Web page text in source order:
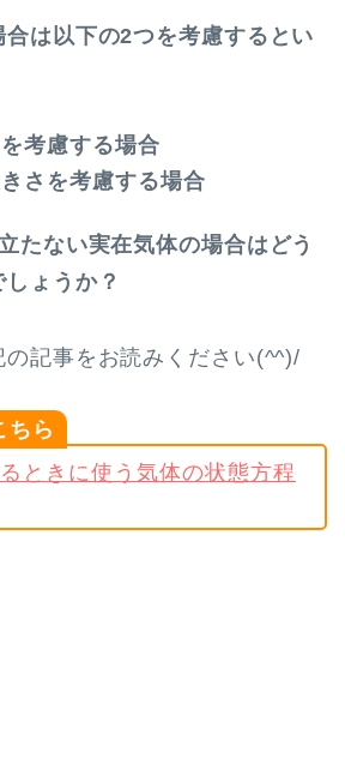
は以下の2つを考慮するとい
考慮する場合
さを考慮する場合
たない実在気体の場合はどう
ょうか？
記事をお読みください(^^)/
ちら
ときに使う気体の状態方程